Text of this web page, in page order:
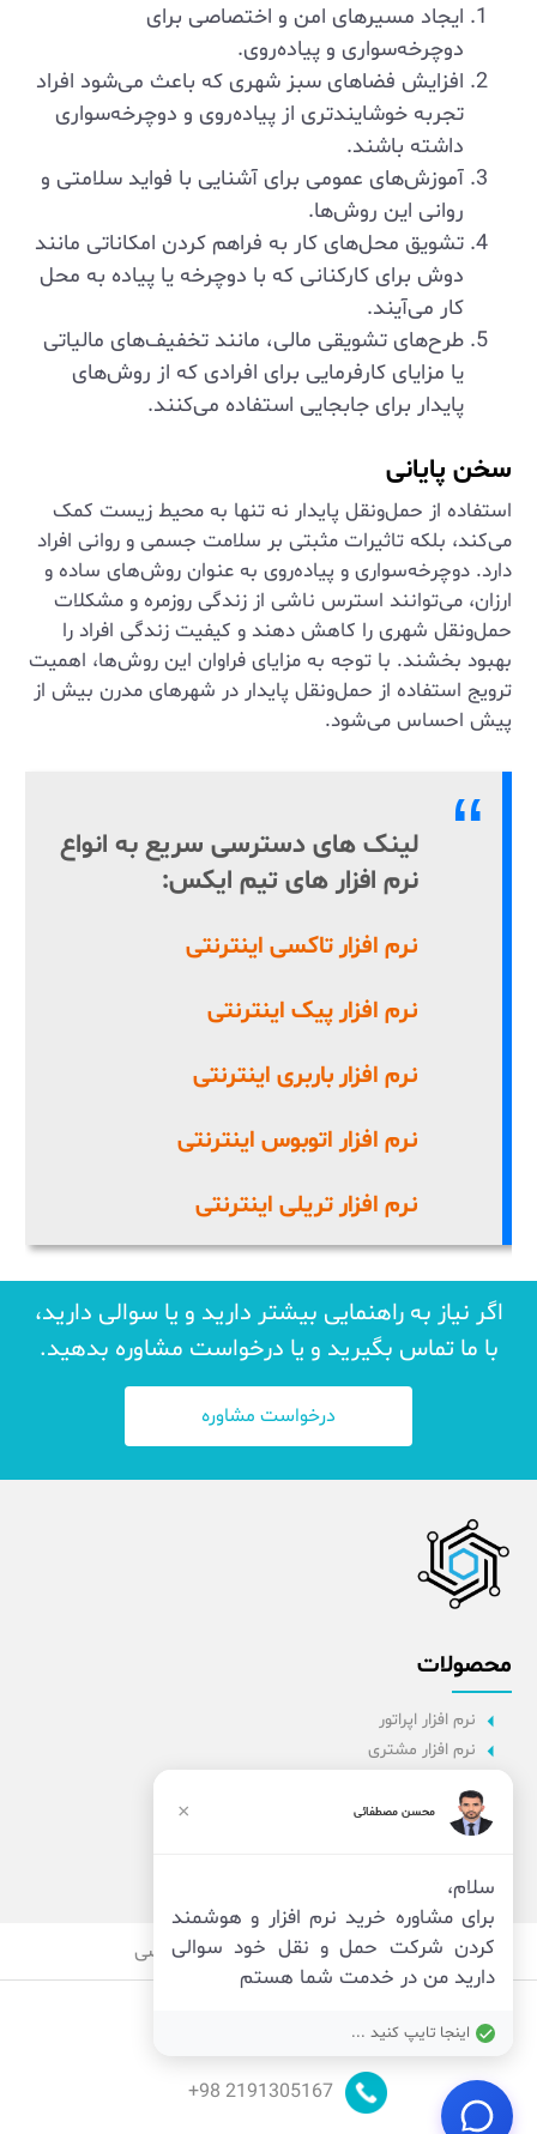
ایجاد مسیرهای امن و اختصاصی برای
دوچرخه‌سواری و پیاده‌روی.
افزایش فضاهای سبز شهری که باعث می‌شود افراد
تجربه خوشایندتری از پیاده‌روی و دوچرخه‌سواری
داشته باشند.
آموزش‌های عمومی برای آشنایی با فواید سلامتی و
روانی این روش‌ها.
تشویق محل‌های کار به فراهم کردن امکاناتی مانند
دوش برای کارکنانی که با دوچرخه یا پیاده به محل
کار می‌آیند.
طرح‌های تشویقی مالی، مانند تخفیف‌های مالیاتی
یا مزایای کارفرمایی برای افرادی که از روش‌های
پایدار برای جابجایی استفاده می‌کنند.
سخن پایانی
استفاده از حمل‌ونقل پایدار نه تنها به محیط زیست کمک
می‌کند، بلکه تاثیرات مثبتی بر سلامت جسمی و روانی افراد
دارد. دوچرخه‌سواری و پیاده‌روی به عنوان روش‌های ساده و
ارزان، می‌توانند استرس ناشی از زندگی روزمره و مشکلات
حمل‌ونقل شهری را کاهش دهند و کیفیت زندگی افراد را
بهبود بخشند. با توجه به مزایای فراوان این روش‌ها، اهمیت
ترویج استفاده از حمل‌ونقل پایدار در شهرهای مدرن بیش از
پیش احساس می‌شود.
لینک های دسترسی سریع به انواع
نرم افزار های تیم ایکس:
نرم افزار تاکسی اینترنتی
نرم افزار پیک اینترنتی
نرم افزار باربری اینترنتی
نرم افزار اتوبوس اینترنتی
نرم افزار تریلی اینترنتی
اگر نیاز به راهنمایی بیشتر دارید و یا سوالی دارید،
با ما تماس بگیرید و یا درخواست مشاوره بدهید.
درخواست مشاوره
محصولات
نرم افزار اپراتور
نرم افزار مشتری
نرم افزار راننده
پنل مدیریت
قوانین امنیت حریم خصوصی
2191305167
98+
محسن مصطفائی ×
سلام،
برای مشاوره خرید نرم افزار و هوشمند
کردن شرکت حمل و نقل خود سوالی
دارید من در خدمت شما هستم
اینجا تایپ کنید ...